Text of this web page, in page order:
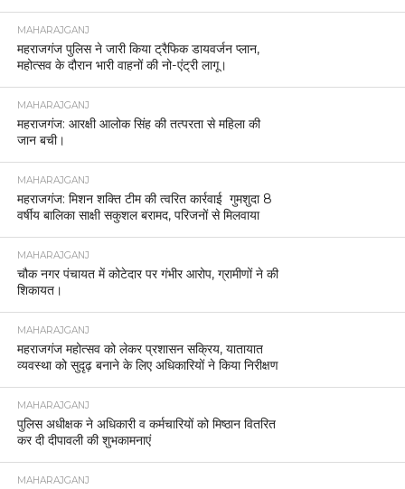
MAHARAJGANJ
महराजगंज पुलिस ने जारी किया ट्रैफिक डायवर्जन प्लान,
महोत्सव के दौरान भारी वाहनों की नो-एंट्री लागू।
MAHARAJGANJ
महराजगंज: आरक्षी आलोक सिंह की तत्परता से महिला की
जान बची।
MAHARAJGANJ
महराजगंज: मिशन शक्ति टीम की त्वरित कार्रवाई गुमशुदा 8
वर्षीय बालिका साक्षी सकुशल बरामद, परिजनों से मिलवाया
MAHARAJGANJ
चौक नगर पंचायत में कोटेदार पर गंभीर आरोप, ग्रामीणों ने की
शिकायत।
MAHARAJGANJ
महराजगंज महोत्सव को लेकर प्रशासन सक्रिय, यातायात
व्यवस्था को सुदृढ़ बनाने के लिए अधिकारियों ने किया निरीक्षण
MAHARAJGANJ
पुलिस अधीक्षक ने अधिकारी व कर्मचारियों को मिष्ठान वितरित
कर दी दीपावली की शुभकामनाएं
MAHARAJGANJ